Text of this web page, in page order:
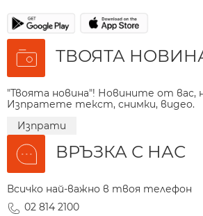
ТВОЯТА
"Твоята новина"! Новините от
Изпратете текст, снимки, видео.
Изпрати
ВРЪЗКА С НАС
Всичко най-важно в твоя телефон
02 814 2100